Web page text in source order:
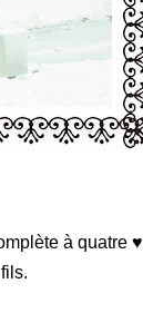
à quatre ♥